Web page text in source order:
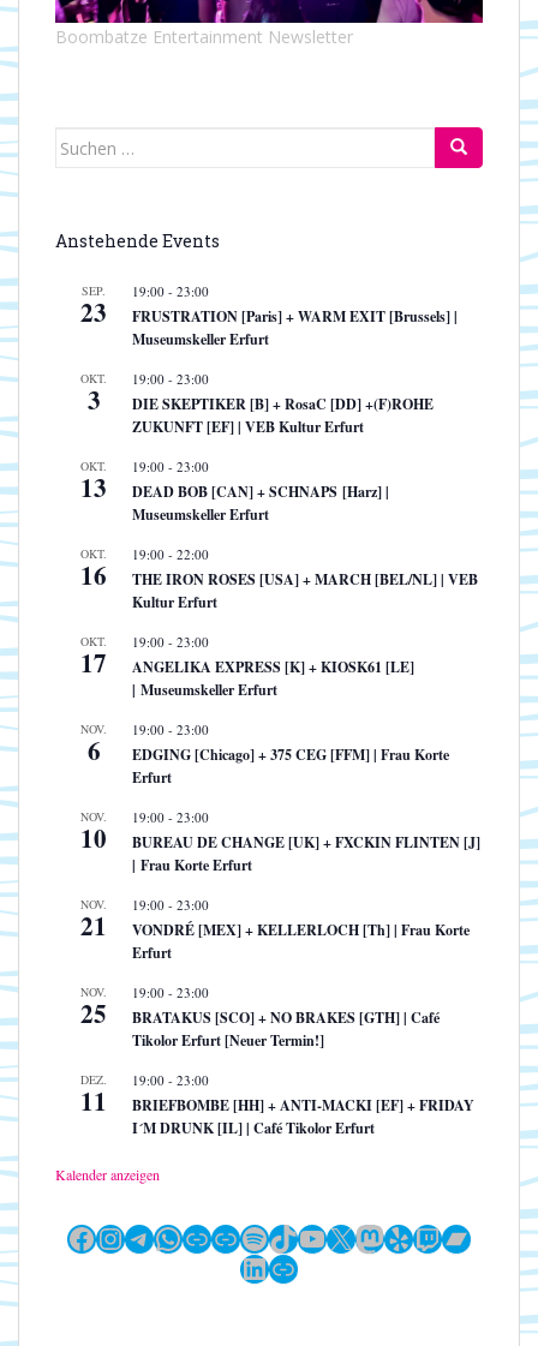
Boombatze Entertainment Newsletter
Suchen
Anstehende Events
SEP.
23
19:00 - 23:00
FRUSTRATION [Paris] + WARM EXIT [Brussels] |
Museumskeller Erfurt
OKT.
3
19:00 - 23:00
DIE SKEPTIKER [B] + RosaC [DD] +(F)ROHE
ZUKUNFT [EF] | VEB Kultur Erfurt
OKT.
13
19:00 - 23:00
DEAD BOB [CAN] + SCHNAPS [Harz] |
Museumskeller Erfurt
OKT.
16
19:00 - 22:00
THE IRON ROSES [USA] + MARCH [BEL/NL] | VEB
Kultur Erfurt
OKT.
17
19:00 - 23:00
ANGELIKA EXPRESS [K] + KIOSK61 [LE]
| Museumskeller Erfurt
NOV.
6
19:00 - 23:00
EDGING [Chicago] + 375 CEG [FFM] | Frau Korte
Erfurt
NOV.
10
19:00 - 23:00
BUREAU DE CHANGE [UK] + FXCKIN FLINTEN [J]
| Frau Korte Erfurt
NOV.
21
19:00 - 23:00
VONDRÉ [MEX] + KELLERLOCH [Th] | Frau Korte
Erfurt
NOV.
25
19:00 - 23:00
BRATAKUS [SCO] + NO BRAKES [GTH] | Café
Tikolor Erfurt [Neuer Termin!]
DEZ.
11
19:00 - 23:00
BRIEFBOMBE [HH] + ANTI-MACKI [EF] + FRIDAY
I´M DRUNK [IL] | Café Tikolor Erfurt
Kalender anzeigen
Facebook
Instagram
Telegram
WhatsApp
LinkLinkSpotify
TikTok
YouTube
X Mastodon
YelpTwitch
LinkedIn
Link